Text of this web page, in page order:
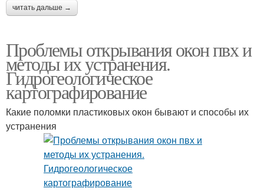
читать дальше →
Проблемы открывания окон пвх и
методы их устранения.
Гидрогеологическое
картографирование
Какие поломки пластиковых окон бывают и способы их
устранения